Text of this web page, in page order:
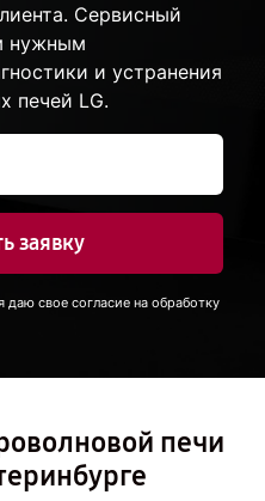
Сервисный
нужным
и устранения
печей LG.
заявку
свое согласие на обработку
печи